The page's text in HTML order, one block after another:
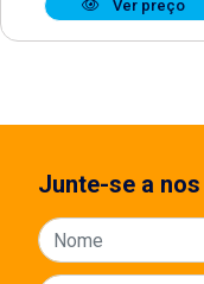
Ver preço
Junte-se a